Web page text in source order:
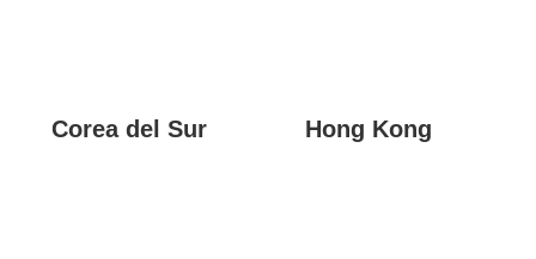
Corea del Sur Hong Kong